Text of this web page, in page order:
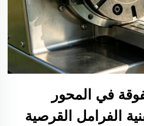
في المحور
الفرامل القرصية